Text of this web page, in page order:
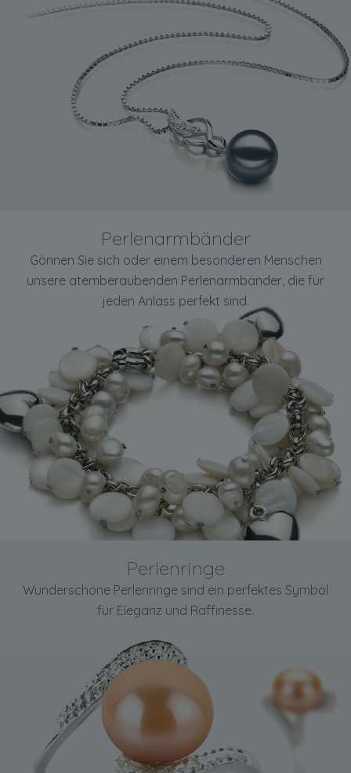
Perlenarmbänder
Gönnen Sie sich oder einem besonderen Menschen
unsere atemberaubenden Perlenarmbänder, die für
jeden Anlass perfekt sind.
Perlenringe
Wunderschöne Perlenringe sind ein perfektes Symbol
für Eleganz und Raffinesse.